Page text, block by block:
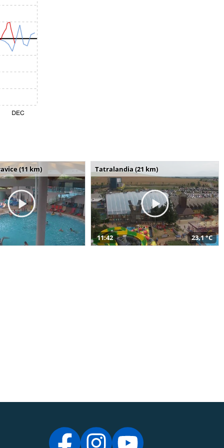
(11 km) Tatralandia (21 km)
11:42 23,1 °C